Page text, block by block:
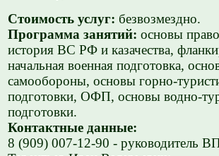
Стоимость услуг: безвозмездно.
Программа занятий: основы
история ВС РФ и казачества,
начальная военная подготовка,
самообороны, основы горно-
подготовки, ОФП, основы водно-
подготовки.
Контактные данные:
8 (909) 007-12-90 - руководитель